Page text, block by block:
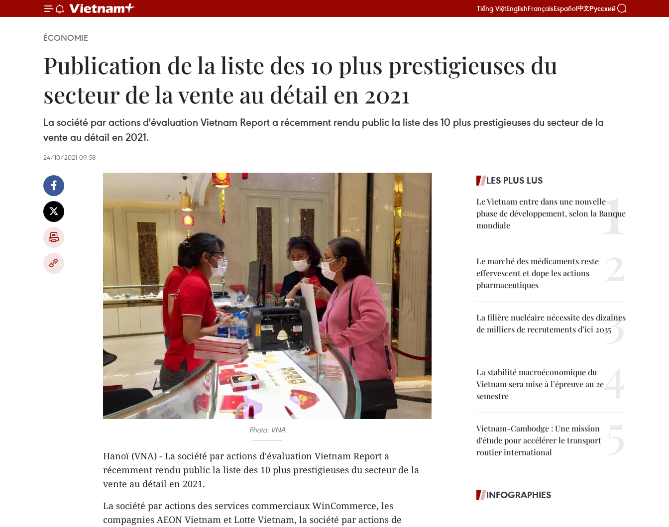
Tiếng ViệtEnglishFrançaisEspañol中文Русский
ÉCONOMIE
Publication de la liste des 10 plus prestigieuses du
secteur de la vente au détail en 2021
La société par actions d'évaluation Vietnam Report a récemment rendu public la liste des 10 plus prestigieuses du secteur de la
vente au détail en 2021.
24/10/2021 09:58
Photo: VNA
Hanoï (VNA) - La société par actions d'évaluation Vietnam Report a
récemment rendu public la liste des 10 plus prestigieuses du secteur de la
vente au détail en 2021.
La société par actions des services commerciaux WinCommerce, les
compagnies AEON Vietnam et Lotte Vietnam, la société par actions de
LES PLUS LUS
Le Vietnam entre dans une nouvelle
phase de développement, selon la Banque
mondiale
Le marché des médicaments reste
effervescent et dope les actions
pharmaceutiques
La filière nucléaire nécessite des dizaines
de milliers de recrutements d’ici 2035
La stabilité macroéconomique du
Vietnam sera mise à l’épreuve au 2e
semestre
Vietnam-Cambodge : Une mission
d'étude pour accélérer le transport
routier international
INFOGRAPHIES